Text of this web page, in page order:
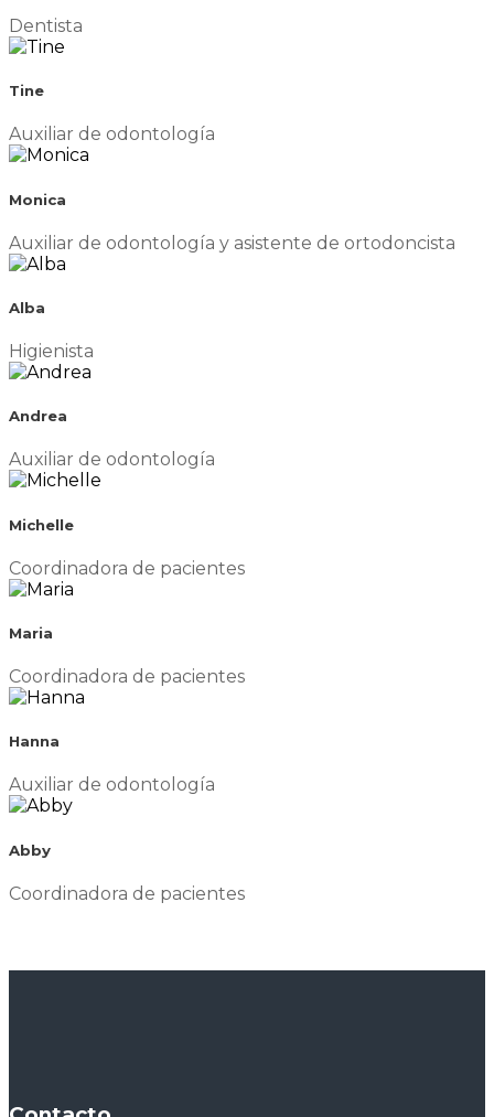
Dentista
Tine
Auxiliar de odontología
Monica
Auxiliar de odontología y asistente de ortodoncista
Alba
Higienista
Andrea
Auxiliar de odontología
Michelle
Coordinadora de pacientes
Maria
Coordinadora de pacientes
Hanna
Auxiliar de odontología
Abby
Coordinadora de pacientes